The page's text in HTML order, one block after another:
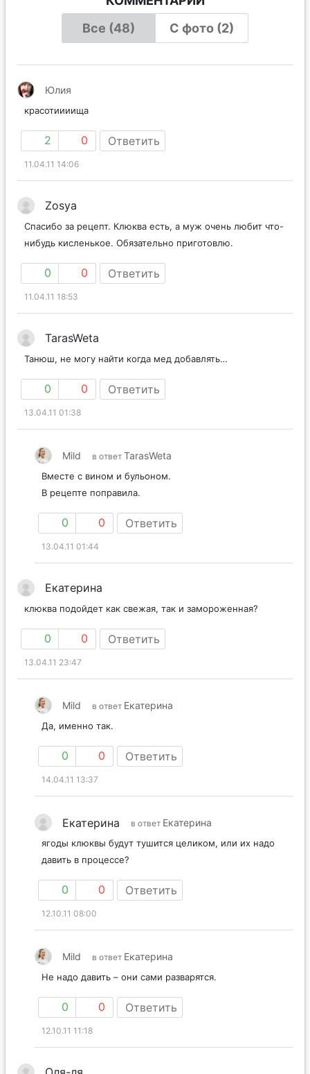
Все (48)
С фото (2)
Юлия
красотиииища
2 0 Ответить
11.04.11 14:06
Zosya
Спасибо за рецепт. Клюква есть, а муж очень любит что-
нибудь кисленькое. Обязательно приготовлю.
0 0 Ответить
11.04.11 18:53
TarasWeta
Танюш, не могу найти когда мед добавлять…
0 0 Ответить
13.04.11 01:38
Mild в ответ TarasWeta
Вместе с вином и бульоном.
В рецепте поправила.
0 0 Ответить
13.04.11 01:44
Екатерина
клюква подойдет как свежая, так и замороженная?
0 0 Ответить
13.04.11 23:47
Mild в ответ Екатерина
Да, именно так.
0 0 Ответить
14.04.11 13:37
Екатерина в ответ Екатерина
ягоды клюквы будут тушится целиком, или их надо
давить в процессе?
0 0 Ответить
12.10.11 08:00
Mild в ответ Екатерина
Не надо давить – они сами разварятся.
0 0 Ответить
12.10.11 11:18